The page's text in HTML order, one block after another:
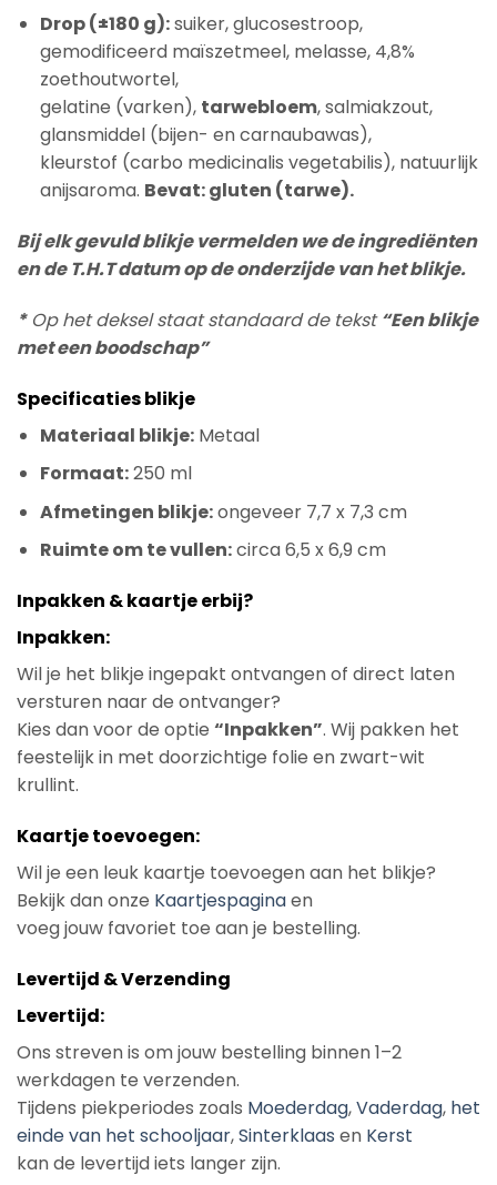
Drop (±180 g):suiker, glucosestroop,
gemodificeerd maïszetmeel, melasse, 4,8%
zoethoutwortel,
gelatine (varken), tarwebloem, salmiakzout,
glansmiddel (bijen- en carnaubawas),
kleurstof (carbo medicinalis vegetabilis), natuurlijk
anijsaroma. Bevat: gluten (tarwe).
Bij elk gevuld blikje vermelden we de ingrediënten
en de T.H.T datum op de onderzijde van het blikje.
*Op het deksel staat standaard de tekst“Een blikje
met een boodschap”
Specificaties blikje
Materiaal blikje:Metaal
Formaat:250 ml
Afmetingen blikje:ongeveer 7,7 x 7,3 cm
Ruimte om te vullen:circa 6,5 x 6,9 cm
Inpakken & kaartje erbij?
Inpakken:
Wil je het blikje ingepakt ontvangen of direct laten
versturen naar de ontvanger?
Kies dan voor de optie “Inpakken”. Wij pakken het
feestelijk in met doorzichtige folie en zwart-wit
krullint.
Kaartje toevoegen:
Wil je een leuk kaartje toevoegen aan het blikje?
Bekijk dan onze Kaartjespaginaen
voeg jouw favoriet toe aan je bestelling.
Levertijd & Verzending
Levertijd:
Ons streven is om jouw bestelling binnen 1–2
werkdagen te verzenden.
Tijdens piekperiodes zoals Moederdag,Vaderdag, het
einde van het schooljaar,Sinterklaas en Kerst
kan de levertijd iets langer zijn.